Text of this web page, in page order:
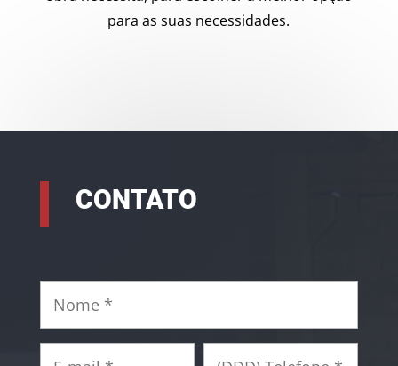
para as suas necessidades.
CONTATO